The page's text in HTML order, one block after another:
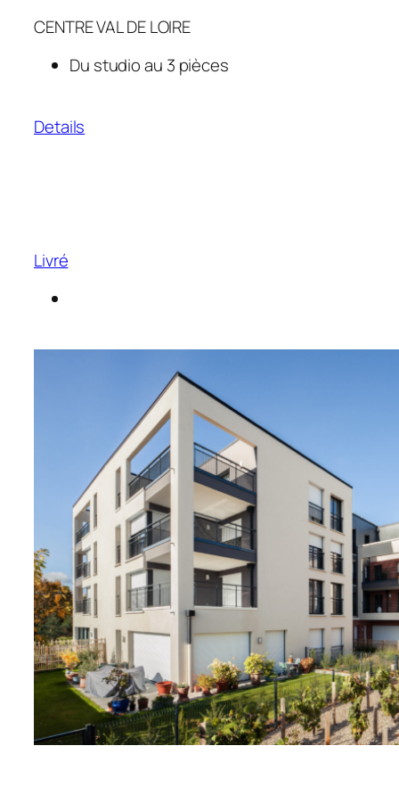
CENTRE VAL DE LOIRE
Du studio au 3 pièces
Details
Livré